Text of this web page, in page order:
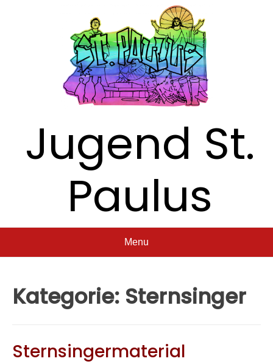
Jugend St.
Paulus
Menu
Kategorie: Sternsinger
Sternsingermaterial